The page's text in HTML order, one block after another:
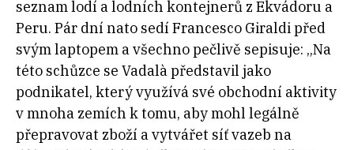
seznam lodí a lodních kontejnerů z Ekvádoru a
Peru. Pár dní nato sedí Francesco Giraldi před
svým laptopem a všechno pečlivě sepisuje: „Na
této schůzce se Vadalà představil jako
podnikatel, který využívá své obchodní aktivity
v mnoha zemích k tomu, aby mohl legálně
přepravovat zboží a vytvářet síť vazeb na